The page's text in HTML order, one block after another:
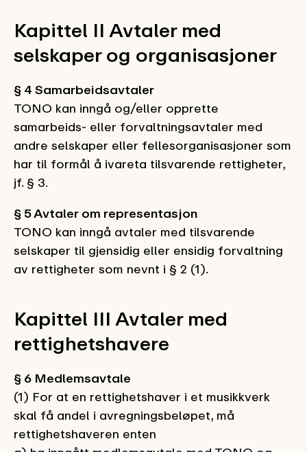
Kapittel II Avtaler med
selskaper og organisasjoner
§ 4 Samarbeidsavtaler
TONO kan inngå og/eller opprette
samarbeids- eller forvaltningsavtaler med
andre selskaper eller fellesorganisasjoner som
har til formål å ivareta tilsvarende rettigheter,
jf. § 3.
§ 5 Avtaler om representasjon
TONO kan inngå avtaler med tilsvarende
selskaper til gjensidig eller ensidig forvaltning
av rettigheter som nevnt i § 2 (1).
Kapittel III Avtaler med
rettighetshavere
§ 6 Medlemsavtale
(1) For at en rettighetshaver i et musikkverk
skal få andel i avregningsbeløpet, må
rettighetshaveren enten